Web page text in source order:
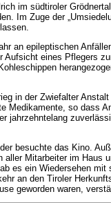
im südtiroler
Im Zuge der
an epileptischen
eines Pflegers
in der Zwiefalter
Medikamente, so dass
jahrzehntelang
besuchte das Kino.
Mitarbeiter im
es ein Wiedersehen
an den Tiroler
geworden waren,